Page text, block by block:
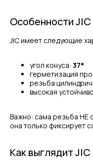
Особенности
JIC имеет следующие
угол конуса: 37°
герметизация
резьба
высокая
Важно: сама резьба НЕ
она только фиксирует
Как выглядит